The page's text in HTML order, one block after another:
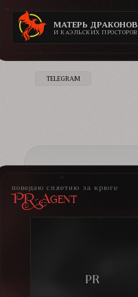
МАТЕРЬ ДРАКОНОВ
И КАЭЛЬСКИХ ПРОСТОРОВ
TELEGRAM
поведаю сплетню за крюге
PR-Agent